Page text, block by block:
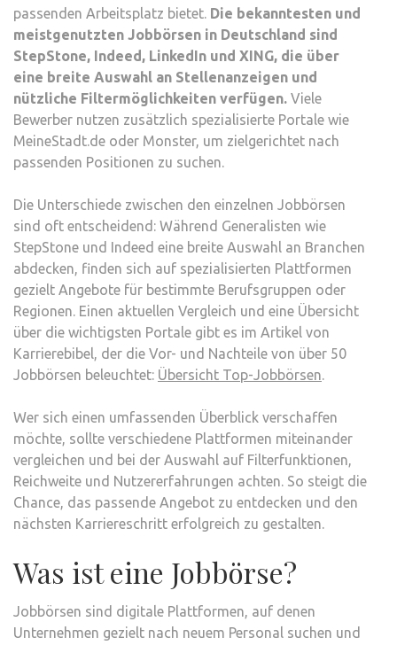
passenden Arbeitsplatz bietet. Die bekanntesten und
meistgenutzten Jobbörsen in Deutschland sind
StepStone, Indeed, LinkedIn und XING, die über
eine breite Auswahl an Stellenanzeigen und
nützliche Filtermöglichkeiten verfügen. Viele
Bewerber nutzen zusätzlich spezialisierte Portale wie
MeineStadt.de oder Monster, um zielgerichtet nach
passenden Positionen zu suchen.
Die Unterschiede zwischen den einzelnen Jobbörsen
sind oft entscheidend: Während Generalisten wie
StepStone und Indeed eine breite Auswahl an Branchen
abdecken, finden sich auf spezialisierten Plattformen
gezielt Angebote für bestimmte Berufsgruppen oder
Regionen. Einen aktuellen Vergleich und eine Übersicht
über die wichtigsten Portale gibt es im Artikel von
Karrierebibel, der die Vor- und Nachteile von über 50
Jobbörsen beleuchtet: Übersicht Top-Jobbörsen.
Wer sich einen umfassenden Überblick verschaffen
möchte, sollte verschiedene Plattformen miteinander
vergleichen und bei der Auswahl auf Filterfunktionen,
Reichweite und Nutzererfahrungen achten. So steigt die
Chance, das passende Angebot zu entdecken und den
nächsten Karriereschritt erfolgreich zu gestalten.
Was ist eine Jobbörse?
Jobbörsen sind digitale Plattformen, auf denen
Unternehmen gezielt nach neuem Personal suchen und